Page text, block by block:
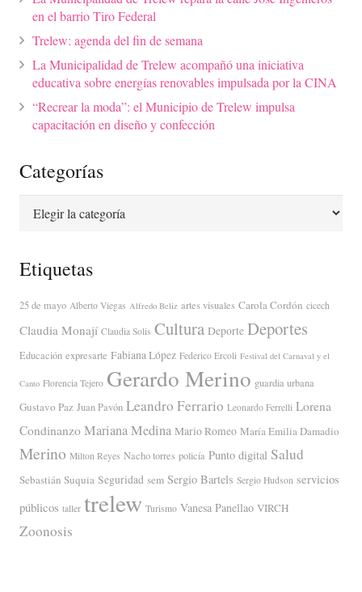
en el barrio Tiro Federal
Trelew: agenda del fin de semana
La Municipalidad de Trelew acompañó una iniciativa
educativa sobre energías renovables impulsada por la CINA
“Recrear la moda”: el Municipio de Trelew impulsa
capacitación en diseño y confección
Categorías
Etiquetas
25 de mayo Alberto Viegas Alfredo Beliz artes visuales Carola Cordón cicech
Claudia Monají Claudia Solis Cultura Deporte Deportes
Educación expresarte Fabiana López Federico Ercoli Festival del Carnaval y el
Canto Florencia Tejero Gerardo Merino guardia urbana
Gustavo Paz Juan Pavón Leandro Ferrario Leonardo Ferrelli Lorena
Condinanzo Mariana Medina Mario Romeo María Emilia Damadio
Merino Milton Reyes Nacho torres policía Punto digital Salud
Sebastián Suquia Seguridad sem Sergio Bartels Sergio Hudson servicios
públicos taller trelew Turismo Vanesa Panellao VIRCH
Zoonosis